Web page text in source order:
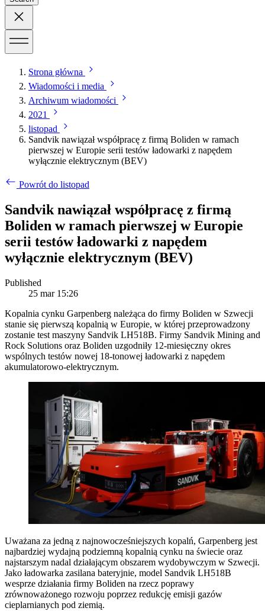
Strona główna
Wiadomości i media
Archiwum wiadomości
2021
listopad
Sandvik nawiązał współpracę z firmą Boliden w ramach
pierwszej w Europie serii testów ładowarki z napędem
wyłącznie elektrycznym (BEV)
Powrót do listopad
Sandvik nawiązał współpracę z firmą
Boliden w ramach pierwszej w Europie
serii testów ładowarki z napędem
wyłącznie elektrycznym (BEV)
Published
25 mar 15:26
Kopalnia cynku Garpenberg należąca do firmy Boliden w Szwecji
stanie się pierwszą kopalnią w Europie, w której przeprowadzony
zostanie test maszyny Sandvik LH518B. Firmy Sandvik Mining and
Rock Solutions oraz Boliden uzgodniły 12-miesięczny okres
wspólnych testów nowej 18-tonowej ładowarki z napędem
akumulatorowo-elektrycznym.
Uważana za jedną z najnowocześniejszych kopalń, Garpenberg jest
najbardziej wydajną podziemną kopalnią cynku na świecie oraz
najstarszym nadal działającym obszarem wydobywczym w Szwecji.
Jako ładowarka zasilana bateryjnie, model Sandvik LH518B
wesprze działania firmy Boliden na rzecz poprawy
zrównoważonego rozwoju poprzez redukcję emisji gazów
cieplarnianych pod ziemią.